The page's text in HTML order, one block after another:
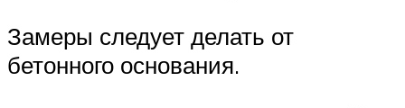
Замеры следует делать от
бетонного основания.